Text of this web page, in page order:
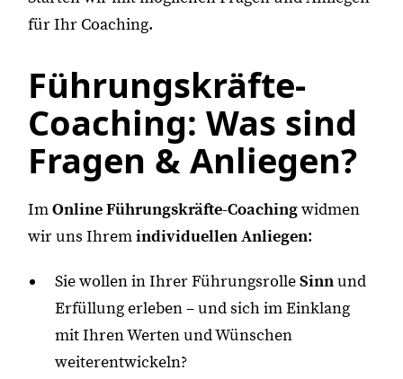
für Ihr Coaching.
Führungskräfte-
Coaching: Was sind
Fragen & Anliegen?
ImOnline Führungskräfte-Coachingwidmen
wir uns Ihremindividuellen Anliegen:
Sie wollen in Ihrer FührungsrolleSinnund
Erfüllung erleben – und sich im Einklang
mit Ihren Werten und Wünschen
weiterentwickeln?